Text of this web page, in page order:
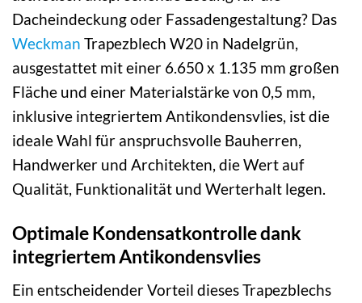
Dacheindeckung oder Fassadengestaltung? Das
Weckman Trapezblech W20 in Nadelgrün,
ausgestattet mit einer 6.650 x 1.135 mm großen
Fläche und einer Materialstärke von 0,5 mm,
inklusive integriertem Antikondensvlies, ist die
ideale Wahl für anspruchsvolle Bauherren,
Handwerker und Architekten, die Wert auf
Qualität, Funktionalität und Werterhalt legen.
Optimale Kondensatkontrolle dank
integriertem Antikondensvlies
Ein entscheidender Vorteil dieses Trapezblechs